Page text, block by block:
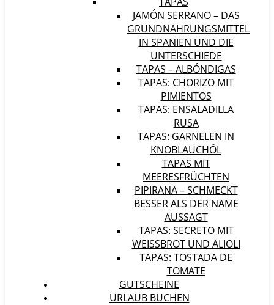
JAMÓN SERRANO – DAS
GRUNDNAHRUNGSMITTEL
IN SPANIEN UND DIE
UNTERSCHIEDE
TAPAS – ALBÓNDIGAS
TAPAS: CHORIZO MIT
PIMIENTOS
TAPAS: ENSALADILLA
RUSA
TAPAS: GARNELEN IN
KNOBLAUCHÖL
TAPAS MIT
MEERESFRÜCHTEN
PIPIRANA – SCHMECKT
BESSER ALS DER NAME
AUSSAGT
TAPAS: SECRETO MIT
WEISSBROT UND ALIOLI
TAPAS: TOSTADA DE
TOMATE
GUTSCHEINE
URLAUB BUCHEN